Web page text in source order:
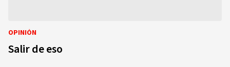
OPINIÓN
Salir de eso